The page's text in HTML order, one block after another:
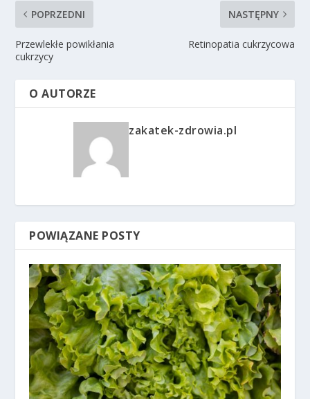
POPRZEDNI
Przewlekłe powikłania
cukrzycy
NASTĘPNY
Retinopatia cukrzycowa
O AUTORZE
zakatek-zdrowia.pl
POWIĄZANE POSTY